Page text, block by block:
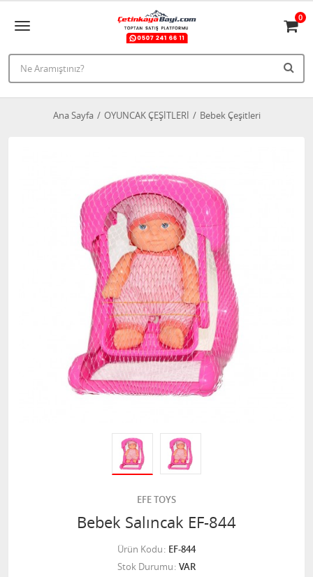
0
Ana Sayfa OYUNCAK ÇEŞİTLERİ Bebek Çeşitleri
EFE TOYS
Bebek Salıncak EF-844
Ürün Kodu EF-844
Stok Durumu VAR